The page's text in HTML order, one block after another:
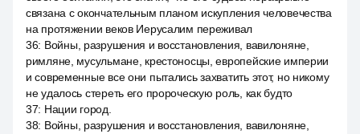
связана с окончательным планом искупления человечества
на протяжении веков Иерусалим переживал
36: Войны, разрушения и восстановления, вавилоняне,
римляне, мусульмане, крестоносцы, европейские империи
и современные все они пытались захватить этот, но никому
не удалось стереть его пророческую роль, как будто
37: Нации город.
38: Войны, разрушения и восстановления, вавилоняне,